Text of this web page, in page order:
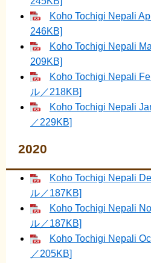
Koho Tochigi Nepali
246KB]
Koho Tochigi Nepali
209KB]
Koho Tochigi Nepali
ル／218KB]
Koho Tochigi Nepali
／229KB]
2020
Koho Tochigi Nepali
ル／187KB]
Koho Tochigi Nepali
ル／187KB]
Koho Tochigi Nepali
／205KB]